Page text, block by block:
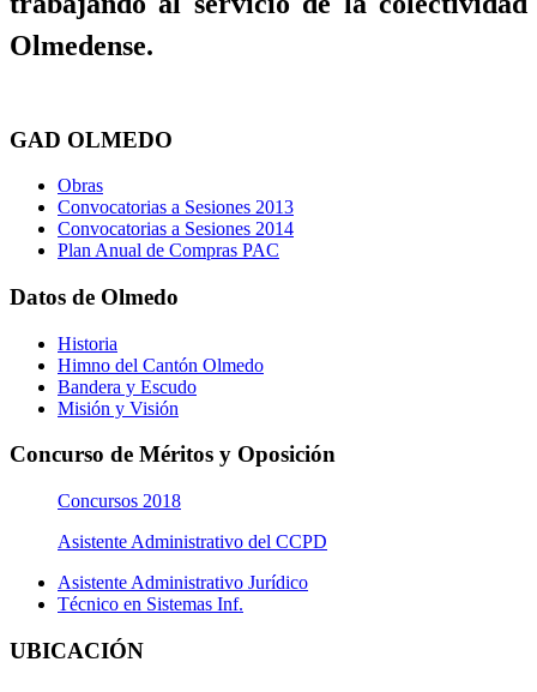
Olmedense.
GAD OLMEDO
Obras
Convocatorias a Sesiones 2013
Convocatorias a Sesiones 2014
Plan Anual de Compras PAC
Datos de Olmedo
Historia
Himno del Cantón Olmedo
Bandera y Escudo
Misión y Visión
Concurso de Méritos y Oposición
Concursos 2018
Asistente Administrativo del CCPD
Asistente Administrativo Jurídico
Técnico en Sistemas Inf.
UBICACIÓN